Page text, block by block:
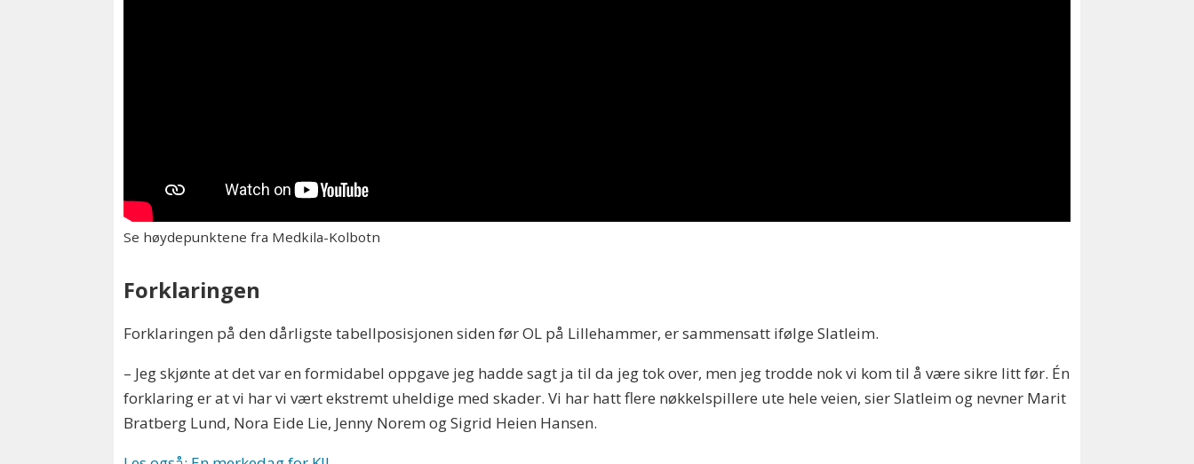
Se høydepunktene fra Medkila-Kolbotn
Forklaringen
Forklaringen på den dårligste tabellposisjonen siden før OL på Lillehammer, er sammensatt ifølge Slatleim.
– Jeg skjønte at det var en formidabel oppgave jeg hadde sagt ja til da jeg tok over, men jeg trodde nok vi kom til å være sikre litt før. Én
forklaring er at vi har vi vært ekstremt uheldige med skader. Vi har hatt flere nøkkelspillere ute hele veien, sier Slatleim og nevner Marit
Bratberg Lund, Nora Eide Lie, Jenny Norem og Sigrid Heien Hansen.